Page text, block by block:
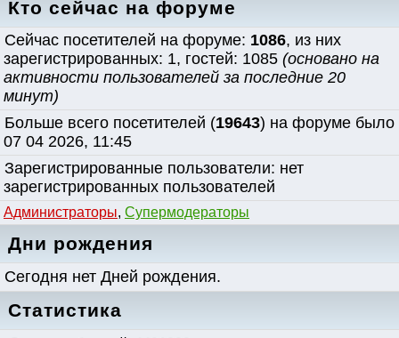
Кто сейчас на форуме
Сейчас посетителей на форуме: 1086, из них
зарегистрированных: 1, гостей: 1085 (основано на
активности пользователей за последние 20
минут)
Больше всего посетителей (19643) на форуме было
07 04 2026, 11:45
Зарегистрированные пользователи: нет
зарегистрированных пользователей
Администраторы, Супермодераторы
Дни рождения
Сегодня нет Дней рождения.
Статистика